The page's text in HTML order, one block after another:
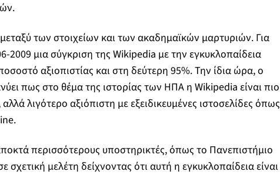
των στοιχείων και των ακαδημαϊκών μαρτυριών. Για
2009 μια σύγκριση της Wikipedia με την εγκυκλοπαίδεια
αξιοπιστίας και στη δεύτερη 95%. Την ίδια ώρα, ο
πως στο θέμα της ιστορίας των ΗΠΑ η Wikipedia είναι πιο
λιγότερο αξιόπιστη με εξειδικευμένες ιστοσελίδες όπως
περισσότερους υποστηρικτές, όπως το Πανεπιστήμιο
μελέτη δείχνοντας ότι αυτή η εγκυκλοπαίδεια είναι